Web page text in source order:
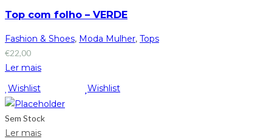
Top com folho – VERDE
Fashion & Shoes, Moda Mulher, Tops
€22,00
Ler mais
Wishlist
Wishlist
Sem Stock
Ler mais